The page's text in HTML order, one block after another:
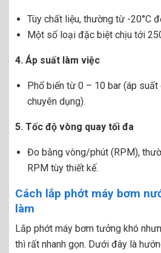
Tùy chất liệu, thường từ -20°C
Một số loại đặc biệt chịu tới
4. Áp suất làm việc
Phổ biến từ 0 – 10 bar (áp suất
chuyên dụng).
5. Tốc độ vòng quay tối đa
Đo bằng vòng/phút (RPM),
RPM tùy thiết kế.
Cách lắp phớt máy bơm
làm
Lắp phớt máy bơm tưởng khó
thì rất nhanh gọn. Dưới đây là